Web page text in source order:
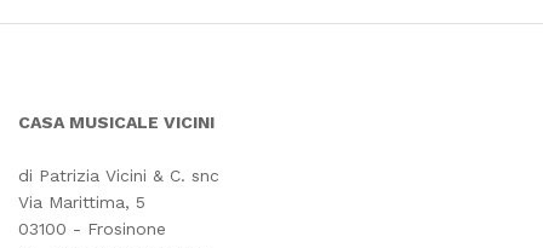
CASA MUSICALE VICINI
di Patrizia Vicini & C. snc
Via Marittima, 5
03100 - Frosinone